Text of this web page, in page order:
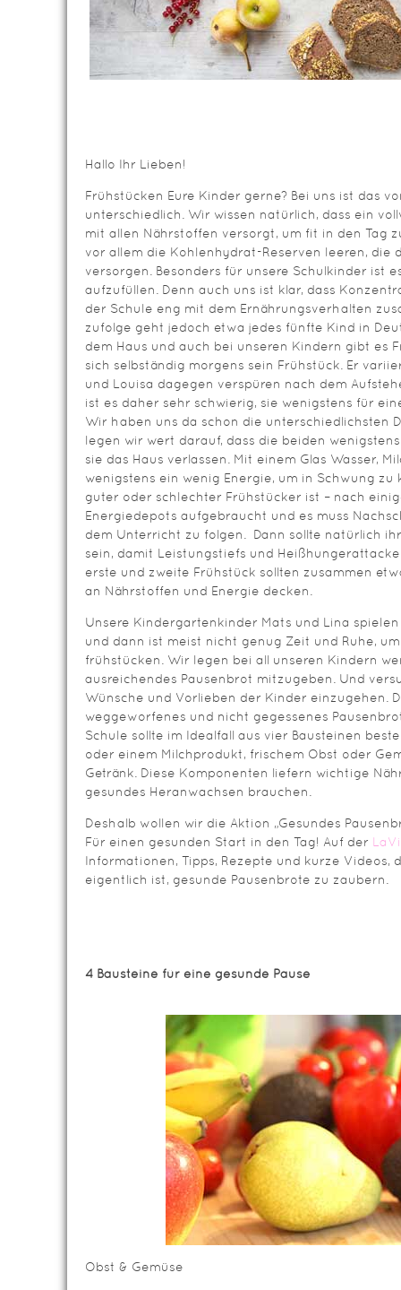
Hallo Ihr Lieben!
Frühstücken Eure Kinder gerne? Bei uns ist das
unterschiedlich. Wir wissen natürlich, dass ein
mit allen Nährstoffen versorgt, um fit in den Tag
vor allem die Kohlenhydrat-Reserven leeren, die
versorgen. Besonders für unsere Schulkinder ist
aufzufüllen. Denn auch uns ist klar, dass
der Schule eng mit dem Ernährungsverhalten
zufolge geht jedoch etwa jedes fünfte Kind in
dem Haus und auch bei unseren Kindern gibt es
sich selbständig morgens sein Frühstück. Er
und Louisa dagegen verspüren nach dem
ist es daher sehr schwierig, sie wenigstens für
Wir haben uns da schon die unterschiedlichsten
legen wir wert darauf, dass die beiden
sie das Haus verlassen. Mit einem Glas Wasser,
wenigstens ein wenig Energie, um in Schwung zu
guter oder schlechter Frühstücker ist – nach
Energiedepots aufgebraucht und es muss
dem Unterricht zu folgen. Dann sollte natürlich
sein, damit Leistungstiefs und
erste und zweite Frühstück sollten zusammen
an Nährstoffen und Energie decken.
Unsere Kindergartenkinder Mats und Lina
und dann ist meist nicht genug Zeit und Ruhe,
frühstücken. Wir legen bei all unseren Kindern
ausreichendes Pausenbrot mitzugeben. Und
Wünsche und Vorlieben der Kinder einzugehen.
weggeworfenes und nicht gegessenes
Schule sollte im Idealfall aus vier Bausteinen
oder einem Milchprodukt, frischem Obst oder
Getränk. Diese Komponenten liefern wichtige
gesundes Heranwachsen brauchen.
Deshalb wollen wir die Aktion „Gesundes
Für einen gesunden Start in den Tag! Auf der
Informationen, Tipps, Rezepte und kurze Videos,
eigentlich ist, gesunde Pausenbrote zu zaubern.
4 Bausteine für eine gesunde Pause
Obst & Gemüse